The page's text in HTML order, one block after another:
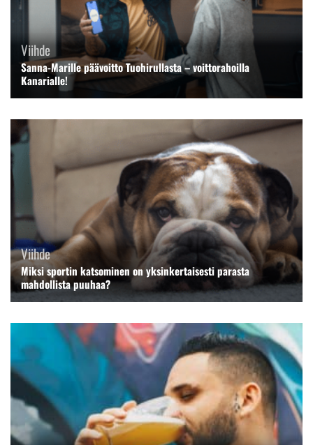
Viihde
Sanna-Marille päävoitto Tuohirullasta – voittorahoilla
Kanarialle!
Viihde
Miksi sportin katsominen on yksinkertaisesti parasta
mahdollista puuhaa?